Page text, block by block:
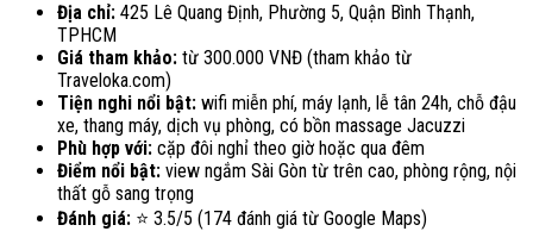
Địa chỉ: 425 Lê Quang Định, Phường 5, Quận Bình Thạnh,
TPHCM
Giá tham khảo: từ 300.000 VNĐ (tham khảo từ
Traveloka.com)
Tiện nghi nổi bật: wifi miễn phí, máy lạnh, lễ tân 24h, chỗ đậu
xe, thang máy, dịch vụ phòng, có bồn massage Jacuzzi
Phù hợp với: cặp đôi nghỉ theo giờ hoặc qua đêm
Điểm nổi bật: view ngắm Sài Gòn từ trên cao, phòng rộng, nội
thất gỗ sang trọng
Đánh giá: ⭐ 3.5/5 (174 đánh giá từ Google Maps)